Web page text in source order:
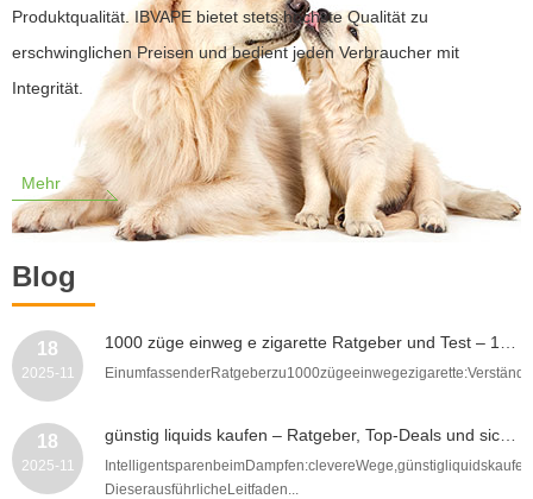
Produktqualität. IBVAPE bietet stets höchste Qualität zu
erschwinglichen Preisen und bedient jeden Verbraucher mit
Integrität.
Mehr
Blog
18
2025-11
18
2025-11
DieserausführlicheLeitfaden...